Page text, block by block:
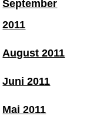
September
2011
August 2011
Juni 2011
Mai 2011